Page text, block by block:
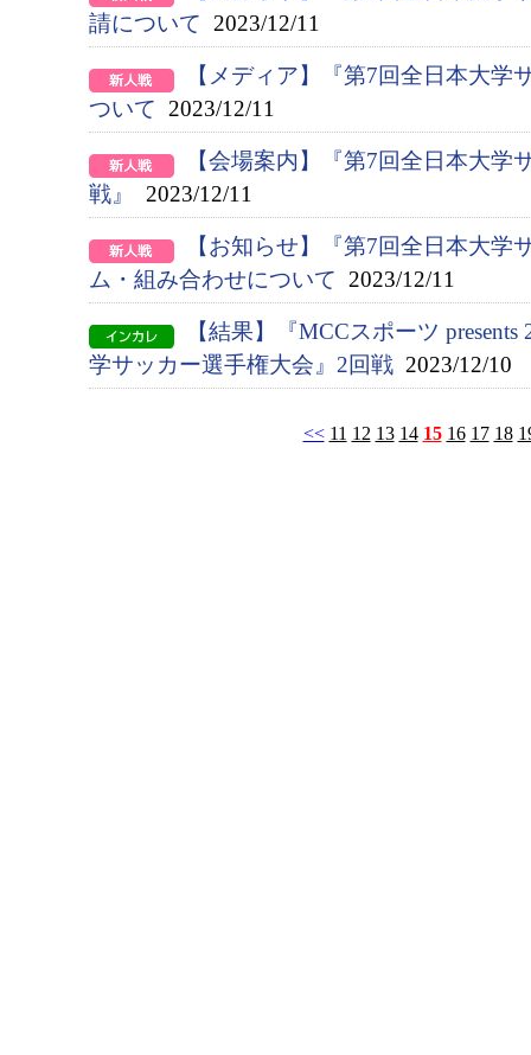
請について 2023/12/11
【メディア】『第7回全日本大学
ついて 2023/12/11
【会場案内】『第7回全日本大学
戦』
2023/12/11
【お知らせ】『第7回全日本大学
ム・組み合わせについて 2023/12/11
【結果】『MCCスポーツ
学サッカー選手権大会』2回戦 2023/12/10
<< 11 12 13 14 15 16 17 18